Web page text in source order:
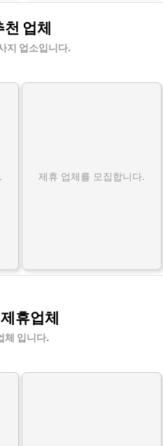
천 업체
지 업소입니다.
제휴 업체를 모집합니다.
휴업체
체 입니다.